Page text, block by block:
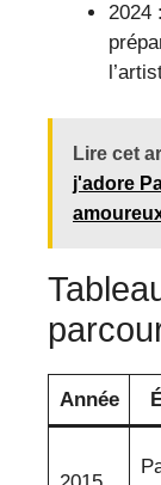
2024
Lire cet
j'adore
Année